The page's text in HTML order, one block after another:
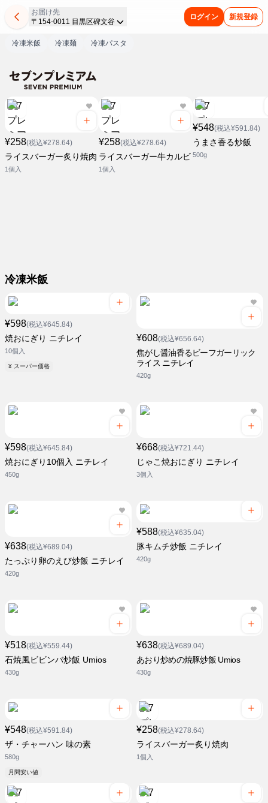
お届け先
〒154-0011 目黒区碑文谷
ログイン 新規登録
冷凍米飯 冷凍麺 冷凍パスタ
¥258(税込¥278.64)
ライスバーガー炙り焼肉
1個入
¥258(税込¥278.64)
ライスバーガー牛カルビ
1個入
¥548(税込¥591.84)
うまさ香る炒飯
500g
冷凍米飯
¥598(税込¥645.84)
焼おにぎり ニチレイ
10個入
¥ スーパー価格
¥608(税込¥656.64)
焦がし醤油香るビーフガーリック
ライス ニチレイ
420g
¥598(税込¥645.84)
焼おにぎり10個入 ニチレイ
450g
¥668(税込¥721.44)
じゃこ焼おにぎり ニチレイ
3個入
¥638(税込¥689.04)
たっぷり卵のえび炒飯 ニチレイ
420g
¥588(税込¥635.04)
豚キムチ炒飯 ニチレイ
420g
¥518(税込¥559.44)
石焼風ビビンバ炒飯 Umios
430g
¥638(税込¥689.04)
あおり炒めの焼豚炒飯 Umios
430g
¥548(税込¥591.84)
ザ・チャーハン 味の素
580g
月間安い値
¥258(税込¥278.64)
ライスバーガー炙り焼肉
1個入